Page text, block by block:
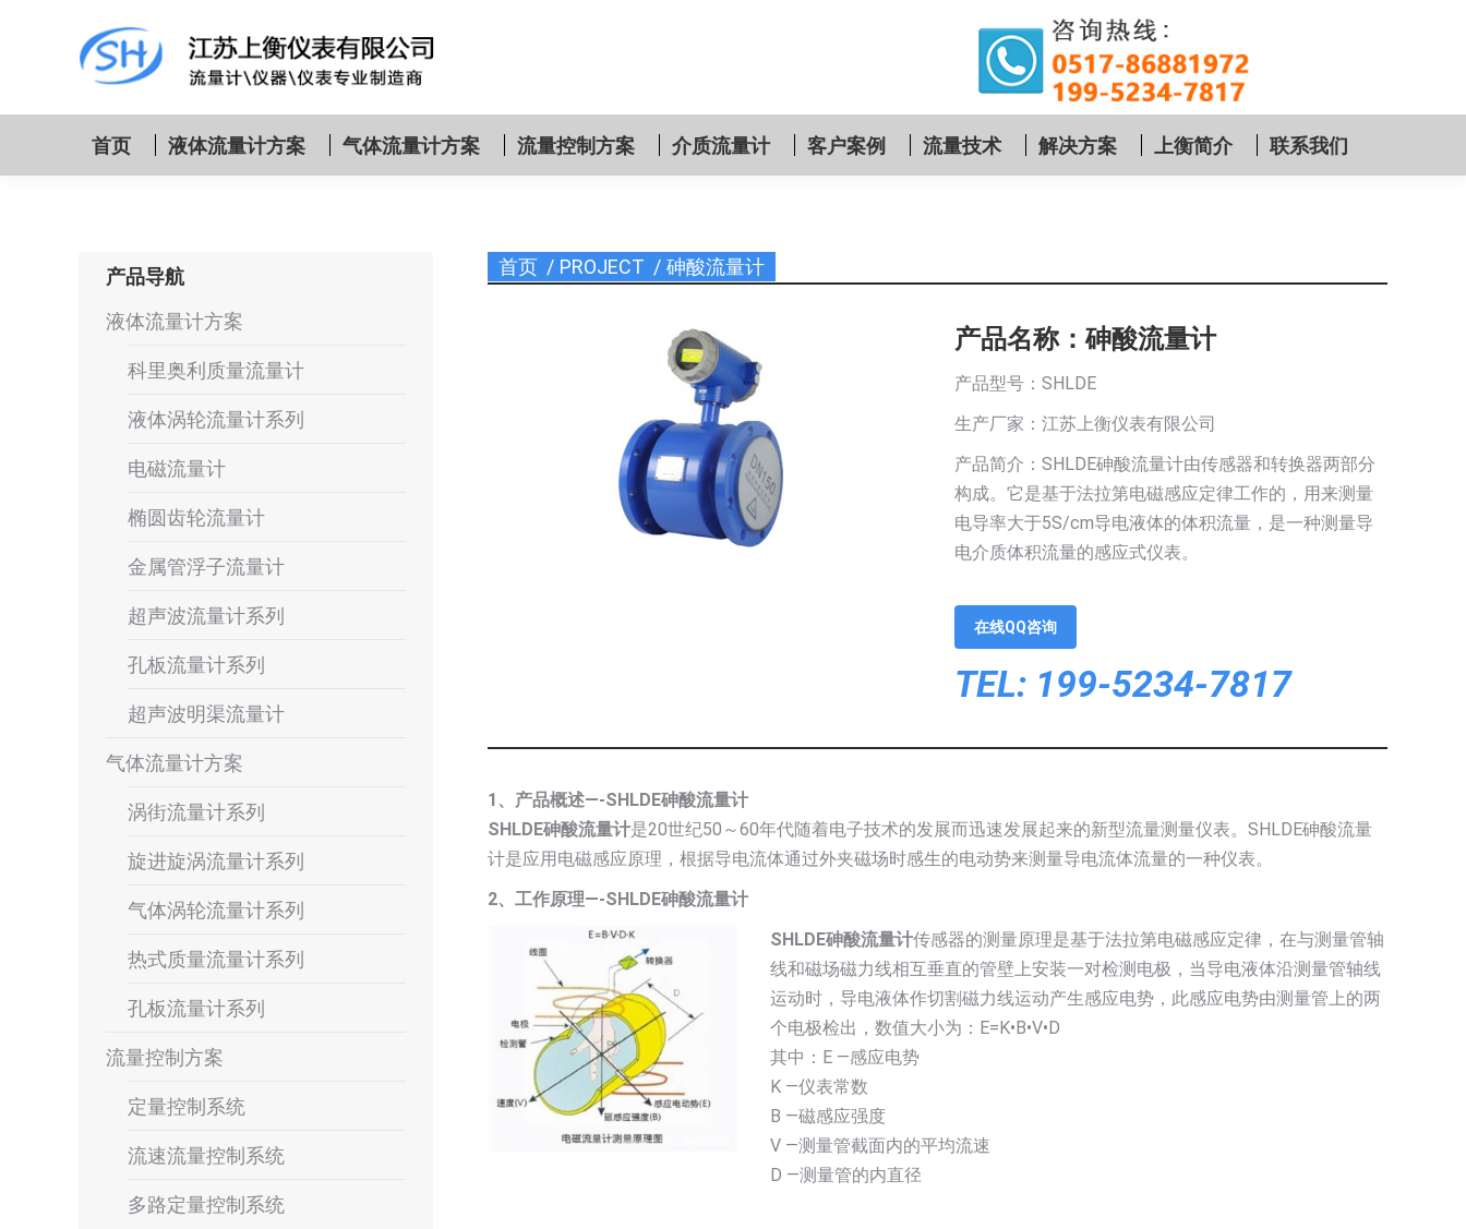
首页 液体流量计方案 气体流量计方案 流量控制方案 介质流量计 客户案例 流量技术 解决方案 上衡简介 联系我们
您在这里：
首页 PROJECT 砷酸流量计
产品名称：砷酸流量计
产品型号：SHLDE
生产厂家：江苏上衡仪表有限公司
产品简介：SHLDE砷酸流量计由传感器和转换器两部分
构成。它是基于法拉第电磁感应定律工作的，用来测量
电导率大于5S/cm导电液体的体积流量，是一种测量导
电介质体积流量的感应式仪表。
在线QQ咨询
TEL: 199-5234-7817
1、产品概述—-SHLDE砷酸流量计
SHLDE砷酸流量计是20世纪50～60年代随着电子技术的发展而迅速发展起来的新型流量测量仪表。SHLDE砷酸流量
计是应用电磁感应原理，根据导电流体通过外夹磁场时感生的电动势来测量导电流体流量的一种仪表。
2、工作原理—-SHLDE砷酸流量计
SHLDE砷酸流量计传感器的测量原理是基于法拉第电磁感应定律，在与测量管轴
线和磁场磁力线相互垂直的管壁上安装一对检测电极，当导电液体沿测量管轴线
运动时，导电液体作切割磁力线运动产生感应电势，此感应电势由测量管上的两
个电极检出，数值大小为：E=K•B•V•D
其中：E —感应电势
K —仪表常数
B —磁感应强度
V —测量管截面内的平均流速
D —测量管的内直径
产品导航
液体流量计方案
科里奥利质量流量计
液体涡轮流量计系列
电磁流量计
椭圆齿轮流量计
金属管浮子流量计
超声波流量计系列
孔板流量计系列
超声波明渠流量计
气体流量计方案
涡街流量计系列
旋进旋涡流量计系列
气体涡轮流量计系列
热式质量流量计系列
孔板流量计系列
流量控制方案
定量控制系统
流速流量控制系统
多路定量控制系统